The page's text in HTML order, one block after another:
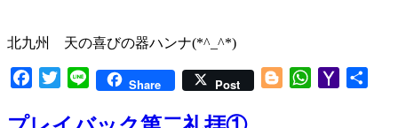
北九州 天の喜びの器ハンナ(*^_^*)
Facebook
TwitterLine Share Post BloggerWhatsApp
Yahoo